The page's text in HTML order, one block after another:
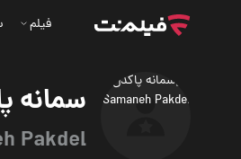
سمانه
Pakdel
فیلم